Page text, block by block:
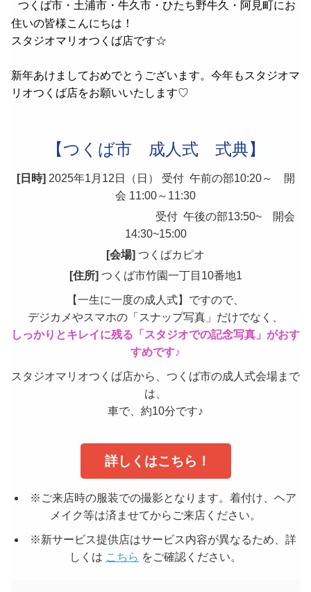
つくば市・土浦市・牛久市・ひたち野牛久・阿見町にお
住いの皆様こんにちは！
スタジオマリオつくば店です☆
新年あけましておめでとうございます。今年もスタジオマ
リオつくば店をお願いいたします♡
【つくば市　成人式　式典】
[日時] 2025年1月12日（日） 受付  午前の部10:20～　開
会 11:00～11:30
受付  午後の部13:50~　開会
14:30~15:00
[会場] つくばカピオ
[住所] つくば市竹園一丁目10番地1
【一生に一度の成人式】ですので、
デジカメやスマホの「スナップ写真」だけでなく、
しっかりとキレイに残る「スタジオでの記念写真」がおす
すめです♪
スタジオマリオつくば店から、つくば市の成人式会場まで
は、
車で、約10分です♪
詳しくはこちら！
※ご来店時の服装での撮影となります。着付け、ヘア
メイク等は済ませてからご来店ください。
※新サービス提供店はサービス内容が異なるため、詳
しくは こちら をご確認ください。